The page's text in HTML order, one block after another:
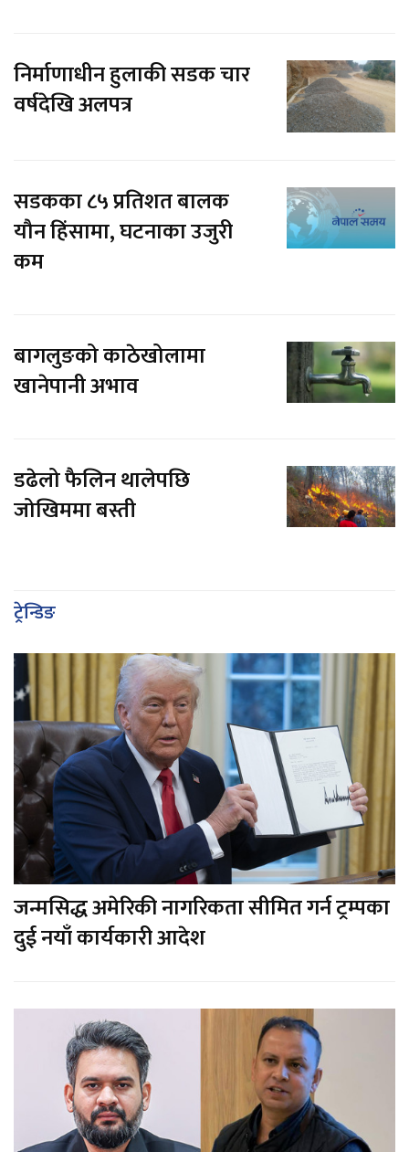
निर्माणाधीन हुलाकी सडक चार
वर्षदेखि अलपत्र
सडकका ८५ प्रतिशत बालक
यौन हिंसामा, घटनाका उजुरी
कम
बागलुङको काठेखोलामा
खानेपानी अभाव
डढेलो फैलिन थालेपछि
जोखिममा बस्ती
ट्रेन्डिङ
जन्मसिद्ध अमेरिकी नागरिकता सीमित गर्न ट्रम्पका
दुई नयाँ कार्यकारी आदेश